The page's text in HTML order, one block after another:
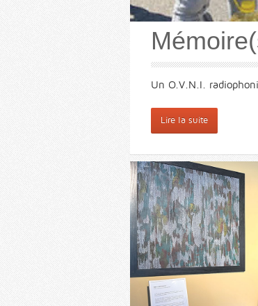
Un O.V.N.I.
Lire la suite